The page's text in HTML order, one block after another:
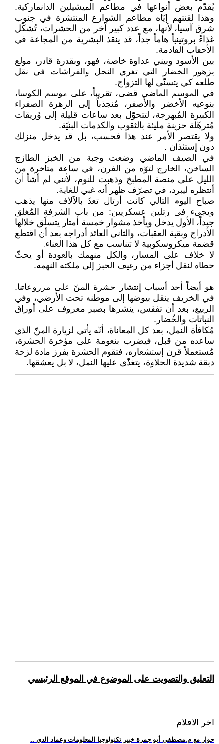
يُقدّم بعض أنواعها في مطاعم الميشيلين الدانماركية.
وهذا لقنتهم إيّاه مطاعم الشوارع المنتشرة في جنوب
شرق آسيا، لأنها، مع عدد كبير آخر من الحشرات، تُشكّل
غذاءً بروتينياً هاماً جداً، قد ينقذ البشرية من المجاعة في
الأحقاب القادمة.
بين الأسود وبيني عداوة خاصة، فهو، وبقدرة قادر، مولع
بزهور الخضار التي تغري النحل والفراشات في نقل
طلعه كي يتسنّى لها التزواج.
في الموسم الماضي قضى، تقريباً، على موسم الكوسا،
بنوعيه الأخضر والأصفر، مُنجذباً إلى الزهرة الصفراء
الكبيرة المُبهرجة، لتتحوّل بعد ساعات قليلة إلى وُريقات
مُترهّلة حزينة مليئة بالثقوب والكدمات البنيّة.
ولا يقتصر الأمر عند هذا فحسب، بل قد يدخل منزلك
دون إستئذان .
في الصيف الماضي وضعت وجبة من الخبز الطازج
الساخن، الخارج لتوّه من الفرن، في ساعة متأخرة من
الليل على منصة المطبخ وذهبت للنوم، لأنني لم أشأ أن
أنتظره ليبرد، في تصرّف ظهر أنه غبي للغاية.
صباح اليوم التالي كانت أرتال تعدّ بالآلاف منها يذهب
ويجيء في رتلين عسكريين: من باب الشرفة المُغلق
جيداً، الأول يدخل ويأخذ مشوار خمسة أمتار يتسلّق خلالها
الأدراج وبقية العقبات، والثاني العائد أدراجه بعد أن اقتطع
قضمة ميكروسكوبية لا تتناسب مع كل هذا العناء.
لا خلاف على المسار، والكل منهمك بالعودة أو يحثّ
خطاه لنقل أجزاء من رغيف الخبز إلى ملكته النهمة.
هو أيضاً أحد أسباب إنتشار حشرة المنّ على مزروعاتنا.
في الخريف ينقل بيوضها إلى موطنه تحت الأرضي، وفي
الربيع، بعد أن تفقس، ينشرها بصبر معروف على أوراق
النباتات والخُضار.
مُكافأة النمل، بعد كل المعاناة، أنّه يأتي لزيارة المنّ الذي
ساعده من قبل، فيضرب بنعومة على مؤخرة الحشرة،
مُستعملاً قرن إستشعاره، فتقوم الحشرة بفرز مادة لزجة
دبقة شديدة الحلاوة، يتغذّى عليها النمل، لا بل يعشقها.
التعليق والتصويت على الموضوع في الموقع الرئيسي
اخر الافلام
.. حوار مع م.مصطفى أبو جمرة خبير تكنولوجيا المعلومات وعماد الدي